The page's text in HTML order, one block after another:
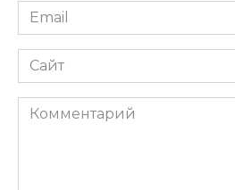
Email
*
Сайт
Комментарий